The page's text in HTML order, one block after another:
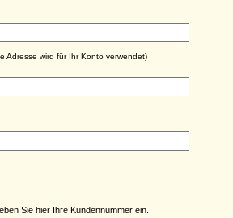
Adresse wird für Ihr Konto verwendet)
Sie hier Ihre Kundennummer ein.